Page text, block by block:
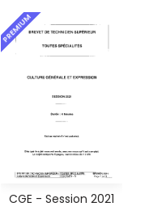
PREMIUM
CGE - Session 2021